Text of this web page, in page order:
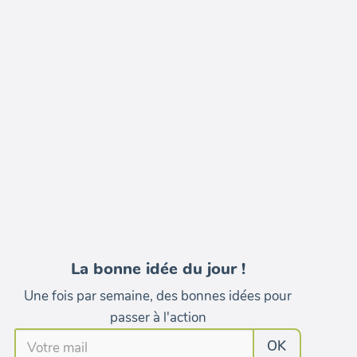
La bonne idée du jour !
Une fois par semaine, des bonnes idées pour
passer à l'action